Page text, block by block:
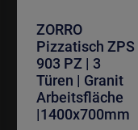
ZORRO
Pizzatisch ZPS
903 PZ | 3
Türen | Granit
Arbeitsfläche
|1400x700mm